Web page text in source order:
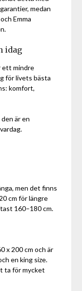
medan
Emma
idag
ett mindre
för livets bästa
komfort,
är en
men det finns
cm för längre
160–180 cm.
x 200 cm och är
en king size.
ta för mycket